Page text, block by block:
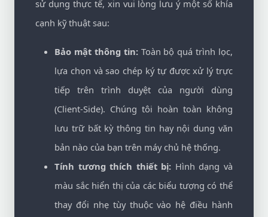
sử dụng thực tế, xin vui lòng lưu ý một số khía
cạnh kỹ thuật sau:
Bảo mật thông tin:Toàn bộ quá trình lọc,
lựa chọn và sao chép ký tự được xử lý trực
tiếp trên trình duyệt của người dùng
(Client-Side). Chúng tôi hoàn toàn không
lưu trữ bất kỳ thông tin hay nội dung văn
bản nào của bạn trên máy chủ hệ thống.
Tính tương thích thiết bị: Hình dạng và
màu sắc hiển thị của các biểu tượng có thể
thay đổi nhẹ tùy thuộc vào hệ điều hành